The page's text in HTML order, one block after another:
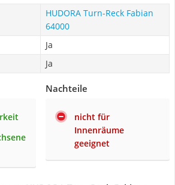
HUDORA Turn-Reck Fabian
64000
Ja
Ja
Nachteile
nicht für
Innenräume
geeignet